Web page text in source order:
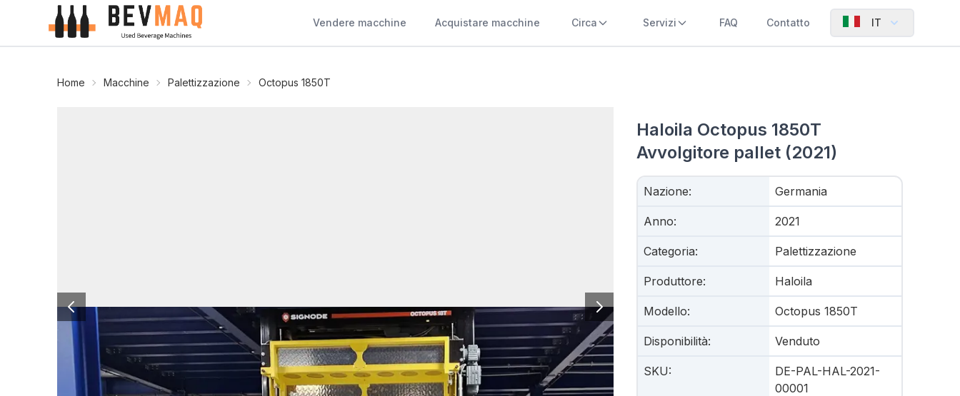
Vendere macchine Acquistare macchine Circa Servizi FAQ Contatto IT
Home Macchine Palettizzazione Octopus 1850T
Haloila Octopus 1850T
Avvolgitore pallet (2021)
Nazione: Germania
Anno: 2021
Categoria: Palettizzazione
Produttore: Haloila
Modello: Octopus 1850T
Disponibilità: Venduto
SKU:
DE-PAL-HAL-2021-
00001